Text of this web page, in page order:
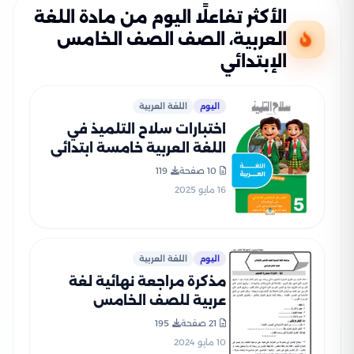
الأكثر تفاعلًا اليوم من مادة اللغة
العربية، الصف الصف الخامس
الإبتدائي
اليوم اللغة العربية
اختبارات سلاح التلميذ في
اللغة العربية خامسة ابتدائي
الترم الثاني PDF بالاجابات
10 صفحة
119
16 مايو 2025
اليوم اللغة العربية
مذكرة مراجعة نهائية لغة
عربية للصف الخامس
الابتدائي الترم الثاني
21 صفحة
195
10 مايو 2024